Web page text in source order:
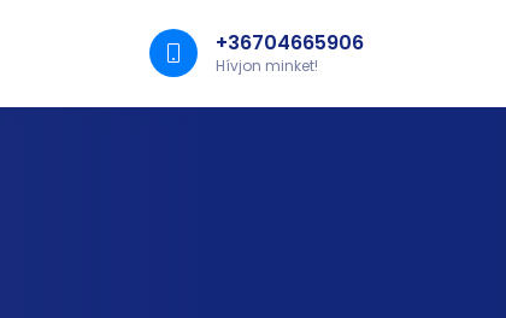
+36704665906
Hívjon minket!